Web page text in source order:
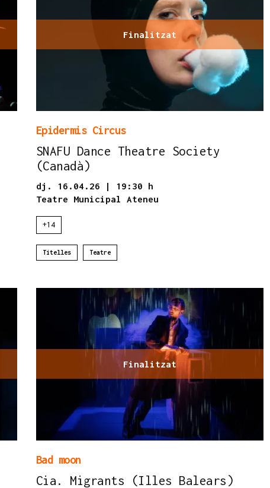
Finalitzat
Epidermis Circus
SNAFU Dance Theatre Society
(Canadà)
dj. 16.04.26 | 19:30 h
Teatre Municipal Ateneu
+14
Titelles Teatre
Finalitzat
Bad moon
Cia. Migrants (Illes Balears)